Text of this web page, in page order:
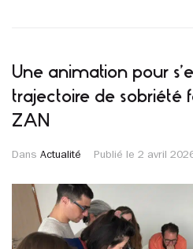
Une animation pour
trajectoire de sobriété
ZAN
Dans Actualité Publié le 2 avril